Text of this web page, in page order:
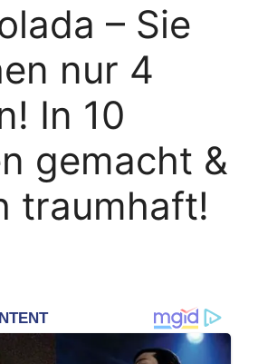
– Sie
nur 4
In 10
gemacht &
traumhaft!